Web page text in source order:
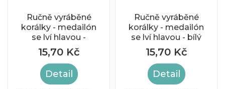
Ručně vyráběné
korálky - medailón
se lví hlavou -
tyrkysový se zlatým
zatíráním
15,70 Kč
Detail
Ručně vyráběné
korálky - medailón
se lví hlavou - bílý
se zlatým zatíráním
15,70 Kč
Detail